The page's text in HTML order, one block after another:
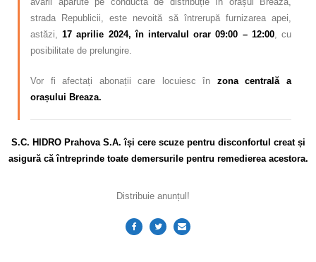
strada Republicii, este nevoită să întrerupă furnizarea apei,
astăzi,17 aprilie 2024, în intervalul orar 09:00 – 12:00, cu
posibilitate de prelungire.
Vor fi afectați abonații care locuiesc în zona centrală a
orașului Breaza.
S.C. HIDRO Prahova S.A. își cere scuze pentru disconfortul creat și
asigură că întreprinde toate demersurile pentru remedierea acestora.
Distribuie anunțul!